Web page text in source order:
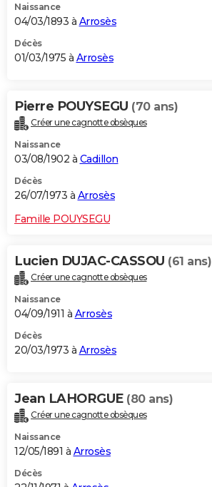
Naissance
04/03/1893 à Arrosès
Décès
01/03/1975 à Arrosès
Pierre POUYSEGU (70 ans)
Créer une cagnotte obsèques
Naissance
03/08/1902 à Cadillon
Décès
26/07/1973 à Arrosès
Famille POUYSEGU
Lucien DUJAC-CASSOU (61 ans)
Créer une cagnotte obsèques
Naissance
04/09/1911 à Arrosès
Décès
20/03/1973 à Arrosès
Jean LAHORGUE (80 ans)
Créer une cagnotte obsèques
Naissance
12/05/1891 à Arrosès
Décès